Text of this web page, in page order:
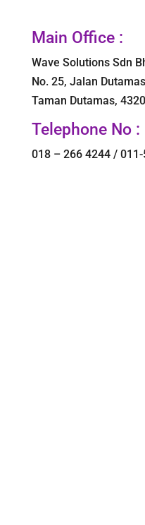
Main Office :
Wave Solutions Sdn
No. 25, Jalan
Taman Dutamas,
Telephone No :
018 – 266 4244 /